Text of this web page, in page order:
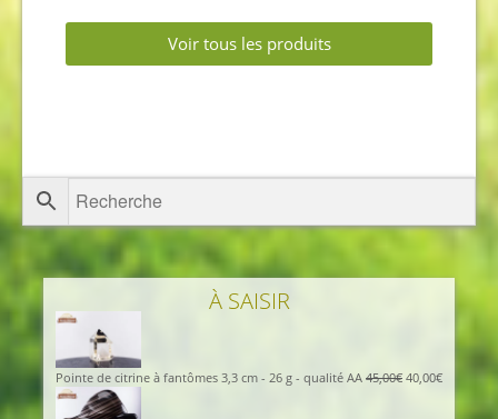
Voir tous les produits
À SAISIR
Pointe de citrine à fantômes 3,3 cm - 26 g - qualité AA 45,00€ 40,00€